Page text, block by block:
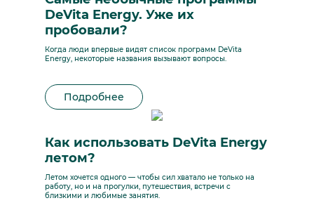
DeVita Energy. Уже их
пробовали?
Когда люди впервые видят список программ DeVita
Energy, некоторые названия вызывают вопросы.
Подробнее
Как использовать DeVita Energy
летом?
Летом хочется одного — чтобы сил хватало не только на
работу, но и на прогулки, путешествия, встречи с
близкими и любимые занятия.